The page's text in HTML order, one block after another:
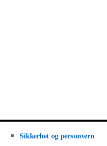
Sikkerhet og personvern